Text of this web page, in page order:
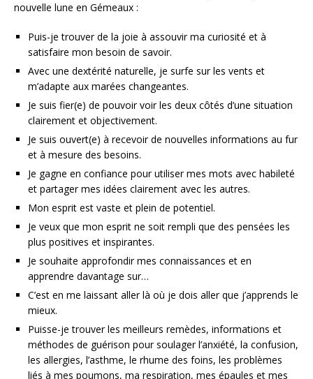
nouvelle lune en Gémeaux :
Puis-je trouver de la joie à assouvir ma curiosité et à
satisfaire mon besoin de savoir.
Avec une dextérité naturelle, je surfe sur les vents et
m’adapte aux marées changeantes.
Je suis fier(e) de pouvoir voir les deux côtés d’une situation
clairement et objectivement.
Je suis ouvert(e) à recevoir de nouvelles informations au fur
et à mesure des besoins.
Je gagne en confiance pour utiliser mes mots avec habileté
et partager mes idées clairement avec les autres.
Mon esprit est vaste et plein de potentiel.
Je veux que mon esprit ne soit rempli que des pensées les
plus positives et inspirantes.
Je souhaite approfondir mes connaissances et en
apprendre davantage sur…
C’est en me laissant aller là où je dois aller que j’apprends le
mieux.
Puisse-je trouver les meilleurs remèdes, informations et
méthodes de guérison pour soulager l’anxiété, la confusion,
les allergies, l’asthme, le rhume des foins, les problèmes
liés à mes poumons, ma respiration, mes épaules et mes